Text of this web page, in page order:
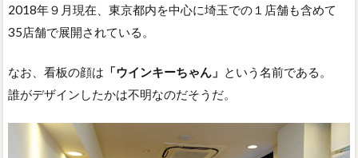
2018年９月現在、東京都内を中心に埼玉での１店舗も含めて
35店舗で展開されている。
なお、看板の顔は 「ウインキーちゃん」 という名前である。
誰がデザインしたかは不明なのだそうだ。